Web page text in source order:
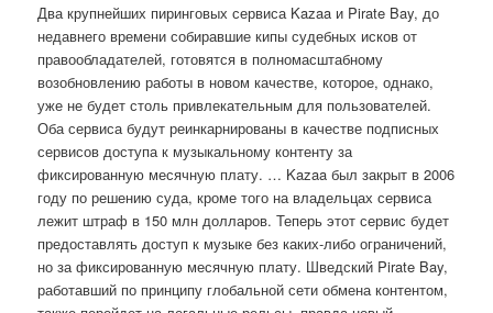
Два крупнейших пиринговых сервиса Kazaa и Pirate Bay, до
недавнего времени собиравшие кипы судебных исков от
правообладателей, готовятся в полномасштабному
возобновлению работы в новом качестве, которое, однако,
уже не будет столь привлекательным для пользователей.
Оба сервиса будут реинкарнированы в качестве подписных
сервисов доступа к музыкальному контенту за
фиксированную месячную плату. … Kazaa был закрыт в 2006
году по решению суда, кроме того на владельцах сервиса
лежит штраф в 150 млн долларов. Теперь этот сервис будет
предоставлять доступ к музыке без каких-либо ограничений,
но за фиксированную месячную плату. Шведский Pirate Bay,
работавший по принципу глобальной сети обмена контентом,